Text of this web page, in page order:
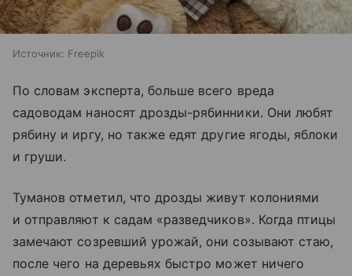
Источник: Freepik
По словам эксперта, больше всего вреда
садоводам наносят дрозды-рябинники. Они любят
рябину и иргу, но также едят другие ягоды, яблоки
и груши.
Туманов отметил, что дрозды живут колониями
и отправляют к садам «разведчиков». Когда птицы
замечают созревший урожай, они созывают стаю,
после чего на деревьях быстро может ничего